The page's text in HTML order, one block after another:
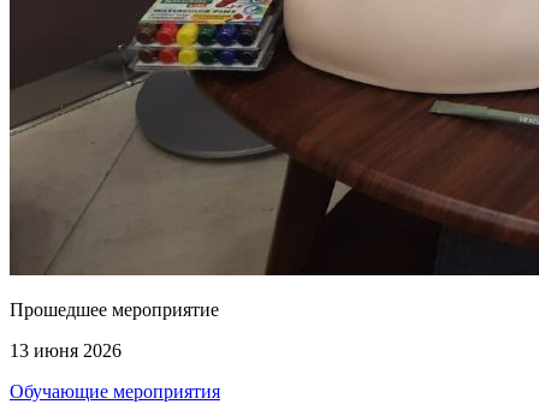
Прошедшее мероприятие
13 июня 2026
Обучающие мероприятия